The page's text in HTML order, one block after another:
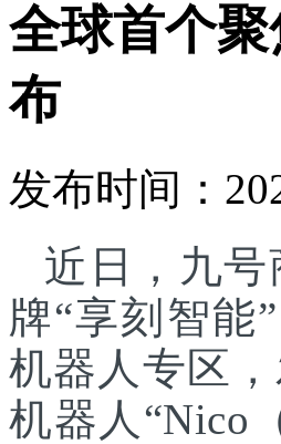
全球首个
布
发布时间：
近日，九
牌“享刻智能
机器人专区
机器人“Nico